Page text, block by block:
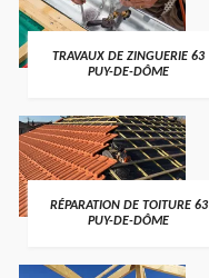
TRAVAUX DE ZINGUERIE 63
PUY-DE-DÔME
RÉPARATION DE TOITURE 63
PUY-DE-DÔME